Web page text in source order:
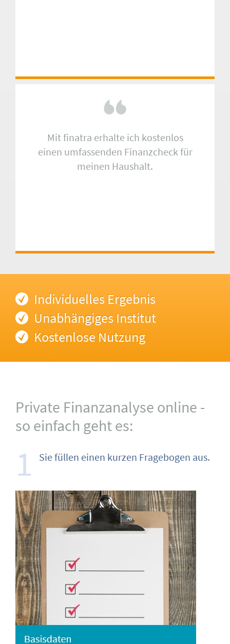
Mit finatra erhalte ich kostenlos
einen umfassenden Finanzcheck für
meinen Haushalt.
Individuelles Ergebnis
Unabhängiges Institut
Kostenlose Nutzung
Private Finanzanalyse online -
so einfach geht es:
1 Sie füllen einen kurzen Fragebogen aus.